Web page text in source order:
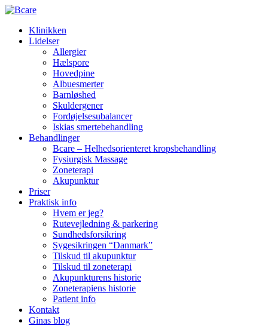
Klinikken
Lidelser
Allergier
Hælspore
Hovedpine
Albuesmerter
Barnløshed
Skuldergener
Fordøjelsesubalancer
Iskias smertebehandling
Behandlinger
Bcare – Helhedsorienteret kropsbehandling
Fysiurgisk Massage
Zoneterapi
Akupunktur
Priser
Praktisk info
Hvem er jeg?
Rutevejledning & parkering
Sundhedsforsikring
Sygesikringen “Danmark”
Tilskud til akupunktur
Tilskud til zoneterapi
Akupunkturens historie
Zoneterapiens historie
Patient info
Kontakt
Ginas blog